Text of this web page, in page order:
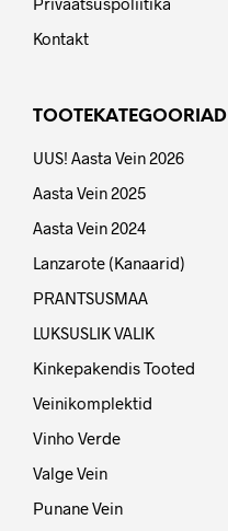
Kontakt
TOOTEKATEGOORIAD
UUS! Aasta Vein 2026
Aasta Vein 2025
Aasta Vein 2024
Lanzarote (Kanaarid)
PRANTSUSMAA
LUKSUSLIK VALIK
Kinkepakendis Tooted
Veinikomplektid
Vinho Verde
Valge Vein
Punane Vein